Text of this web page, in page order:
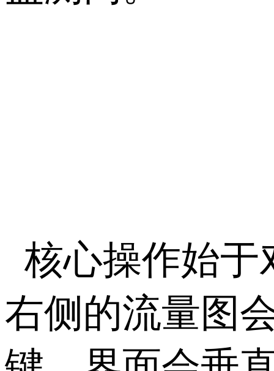
核心操作始于
右侧的流量图